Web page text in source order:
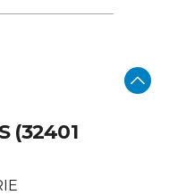
(32401